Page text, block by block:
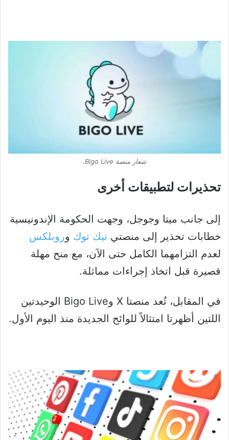
شعار منصة Bigo Live.
تحذيرات لتطبيقات أخرى
إلى جانب ميتا وجوجل، وجهت الحكومة الإندونيسية
خطابات تحذير إلى منصتي تيك توك وروبلكس
لعدم التزامهما الكامل حتى الآن، مع منح مهلة
قصيرة قبل اتخاذ إجراءات مماثلة.
في المقابل، تُعد منصتا X وBigo Live الوحيدتين
اللتين أظهرتا امتثالاً للوائح الجديدة منذ اليوم الأول.